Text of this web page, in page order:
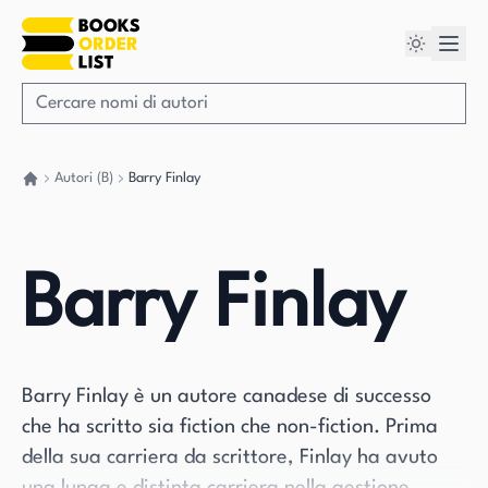
Autori (B) Barry Finlay
Barry Finlay
Barry Finlay è un autore canadese di successo
che ha scritto sia fiction che non-fiction. Prima
della sua carriera da scrittore, Finlay ha avuto